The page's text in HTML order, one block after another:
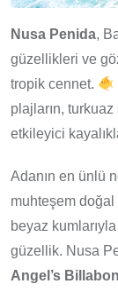
Nusa Penida,
güzellikleri ve
tropik cennet.
plajların,
etkileyici
Adanın en ünlü
muhteşem
beyaz
güzellik. Nusa
Angel’s